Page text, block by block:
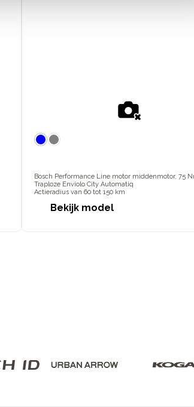
Bosch Performance Line motor middenmotor, 75
Traploze Enviolo City Automatiq
Actieradius van 60 tot 150 km
Bekijk model